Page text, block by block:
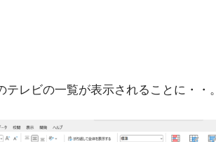
テレビの一覧が表示されることに・・。